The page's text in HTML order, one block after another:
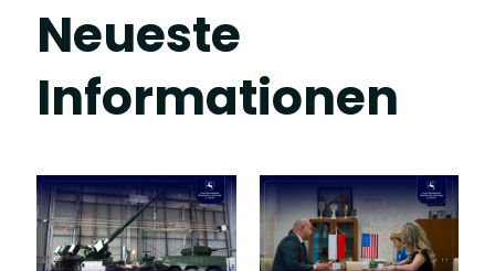
Neueste
Informationen